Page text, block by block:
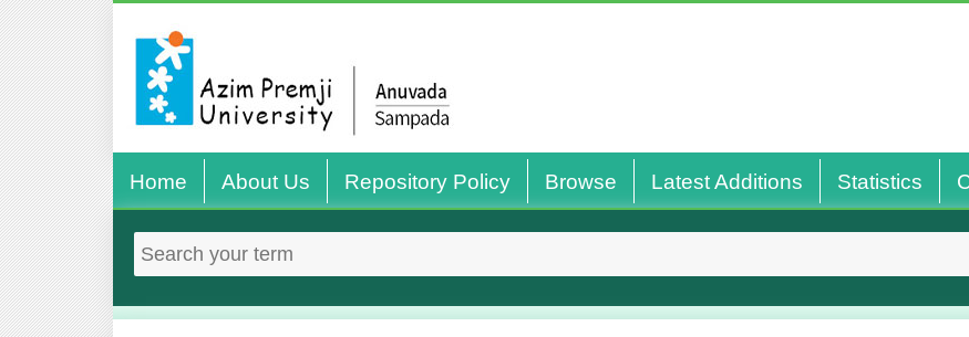
Home About Us Repository Policy Browse Latest Additions Statistics